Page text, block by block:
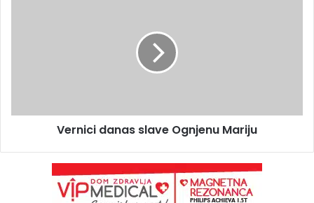
Vernici danas slave Ognjenu Mariju